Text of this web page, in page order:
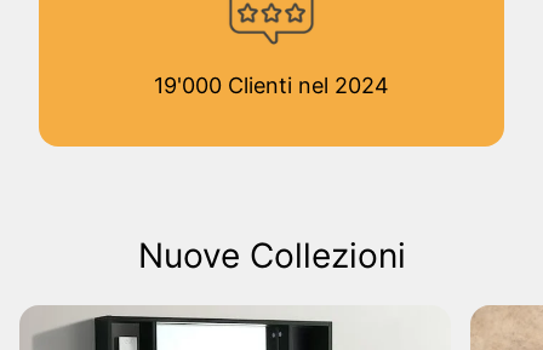
19'000 Clienti nel 2024
Nuove Collezioni